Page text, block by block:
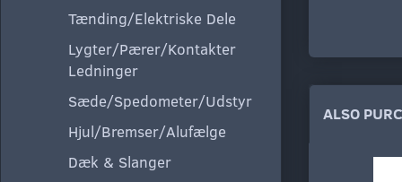
Tænding/Elektriske Dele
Lygter/Pærer/Kontakter
Ledninger
Sæde/Spedometer/Udstyr
Hjul/Bremser/Alufælge
Dæk & Slanger
ALSO